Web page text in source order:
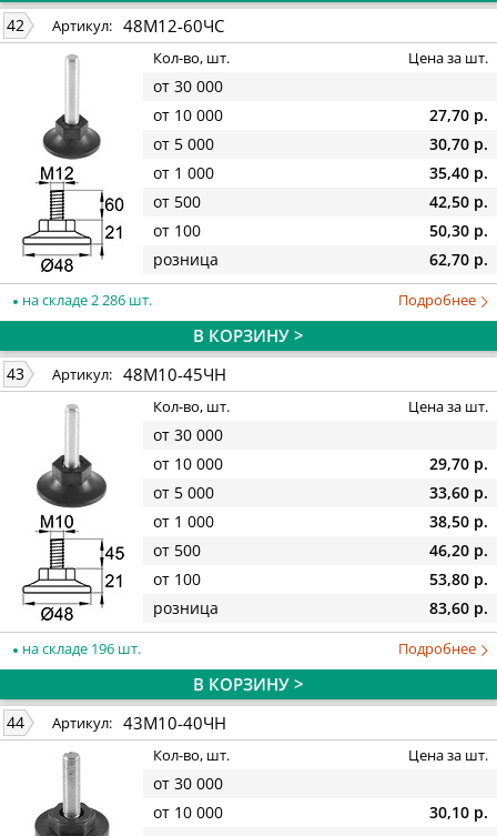
42 Артикул: 48М12-60ЧС
Кол-во, шт. Цена за шт.
от 30 000
от 10 000
27,70 р.
от 5 000
30,70 р.
от 1 000
35,40 р.
от 500
42,50 р.
от 100
50,30 р.
розница
62,70 р.
на складе 2 286 шт. Подробнее
В КОРЗИНУ >
43 Артикул: 48М10-45ЧН
Кол-во, шт. Цена за шт.
от 30 000
от 10 000
29,70 р.
от 5 000
33,60 р.
от 1 000
38,50 р.
от 500
46,20 р.
от 100
53,80 р.
розница
83,60 р.
на складе 196 шт. Подробнее
В КОРЗИНУ >
44 Артикул: 43М10-40ЧН
Кол-во, шт. Цена за шт.
от 30 000
от 10 000
30,10 р.